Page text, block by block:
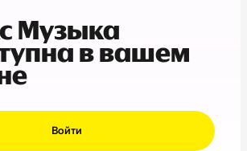
Музыка
в вашем
Войти